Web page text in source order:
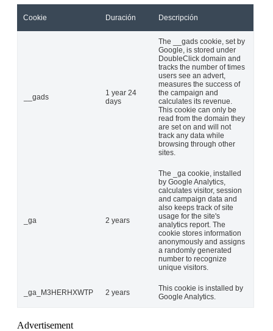
Cookie Duración Descripción
__gads
1 year 24
days
The __gads cookie, set by
Google, is stored under
DoubleClick domain and
tracks the number of times
users see an advert,
measures the success of
the campaign and
calculates its revenue.
This cookie can only be
read from the domain they
are set on and will not
track any data while
browsing through other
sites.
_ga 2 years
The _ga cookie, installed
by Google Analytics,
calculates visitor, session
and campaign data and
also keeps track of site
usage for the site's
analytics report. The
cookie stores information
anonymously and assigns
a randomly generated
number to recognize
unique visitors.
_ga_M3HERHXWTP 2 years
This cookie is installed by
Google Analytics.
Advertisement